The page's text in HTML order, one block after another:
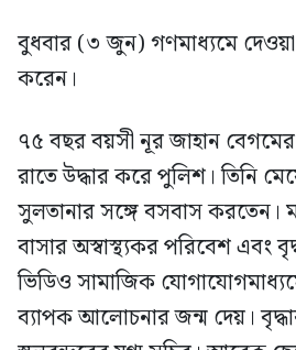
বুধবার (৩ জুন) গণমাধ্যমে দেওয়া
করেন।
৭৫ বছর বয়সী নূর জাহান
রাতে উদ্ধার করে পুলিশ। তিনি
সুলতানার সঙ্গে বসবাস করতেন।
বাসার অস্বাস্থ্যকর পরিবেশ এবং
ভিডিও সামাজিক
ব্যাপক আলোচনার জন্ম দেয়।